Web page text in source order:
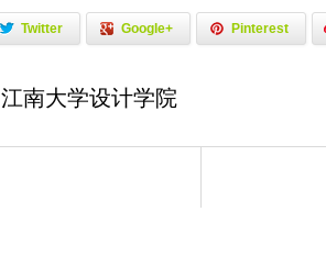
Twitter Google+ Pinterest
江南大学设计学院